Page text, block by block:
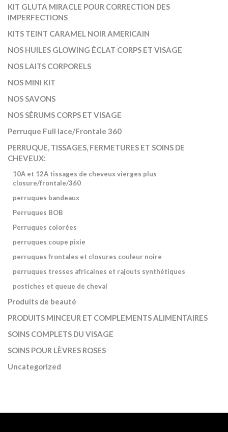
KIT GLUTA MIRACLE POUR CORRECTION DES
IMPERFECTIONS
KITS TEINT CARAMEL NOIR AMERICAIN
NOS HUILES GLOWING ÉCLAT CORPS ET VISAGE
NOS LAITS CORPORELS
NOS MINI KIT
NOS SAVONS
NOS SÉRUMS CORPS ET VISAGE
Perruque Full lace/Frontale 360
PERRUQUE, TISSAGES, FERMETURES ET SOINS DE
CHEVEUX:
10A et 12A tissages de cheveux vierges plus
closure/frontale/360
perruques bandeaux
Perruques BOB
Perruques colorées
perruques coupe pixie
perruques frontales et closures couleur noire
perruques tresses africaines et rajouts synthétiques
postiches et queue de cheval
Produits de beauté
PRODUITS MINCEUR ET COMPLEMENTS ALIMENTAIRES
SOINS COMPLETS DU VISAGE
SOINS POUR LÈVRES ROSES
Uncategorized